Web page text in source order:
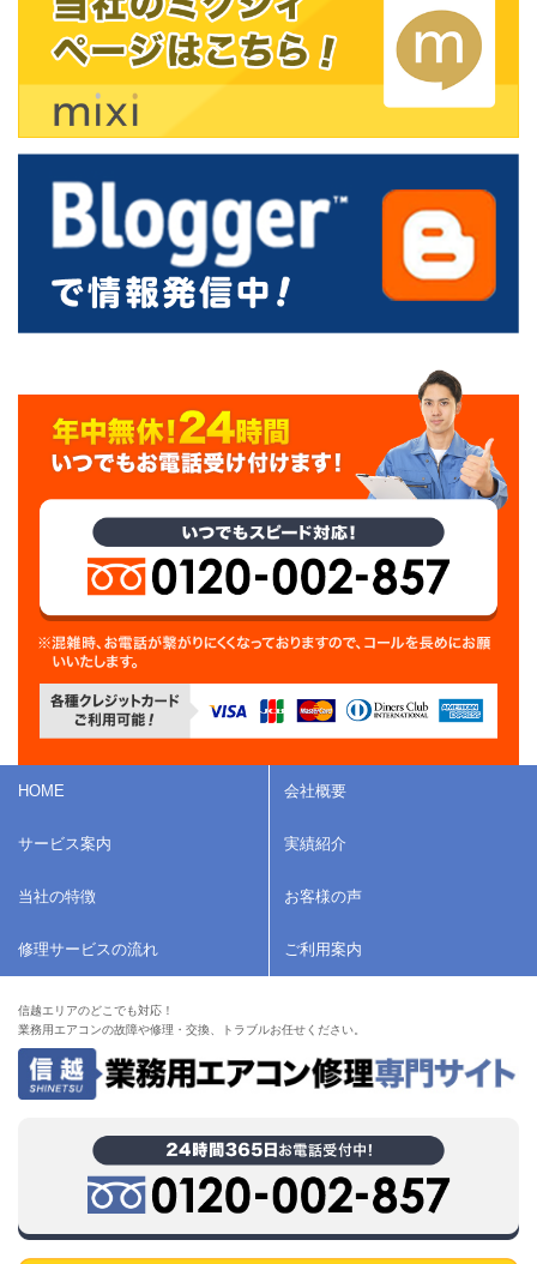
HOME 会社概要
サービス案内 実績紹介
当社の特徴 お客様の声
修理サービスの流れ ご利用案内
信越エリアのどこでも対応！
業務用エアコンの故障や修理・交換、トラブルお任せください。